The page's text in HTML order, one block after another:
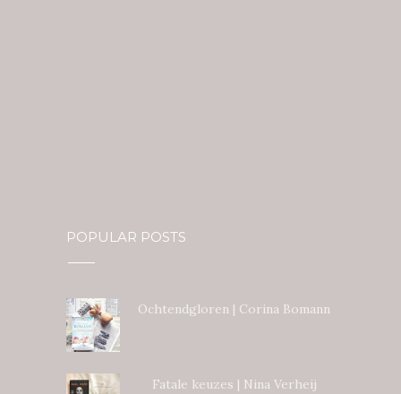
POPULAR POSTS
Ochtendgloren | Corina Bomann
Fatale keuzes | Nina Verheij